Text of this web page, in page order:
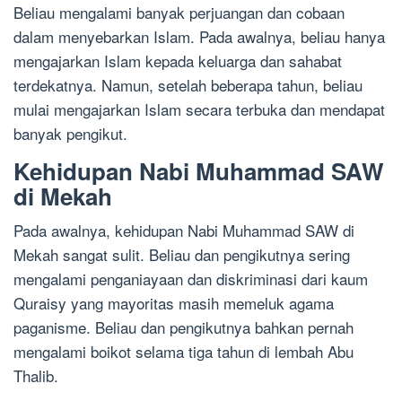
Beliau mengalami banyak perjuangan dan cobaan
dalam menyebarkan Islam. Pada awalnya, beliau hanya
mengajarkan Islam kepada keluarga dan sahabat
terdekatnya. Namun, setelah beberapa tahun, beliau
mulai mengajarkan Islam secara terbuka dan mendapat
banyak pengikut.
Kehidupan Nabi Muhammad SAW
di Mekah
Pada awalnya, kehidupan Nabi Muhammad SAW di
Mekah sangat sulit. Beliau dan pengikutnya sering
mengalami penganiayaan dan diskriminasi dari kaum
Quraisy yang mayoritas masih memeluk agama
paganisme. Beliau dan pengikutnya bahkan pernah
mengalami boikot selama tiga tahun di lembah Abu
Thalib.